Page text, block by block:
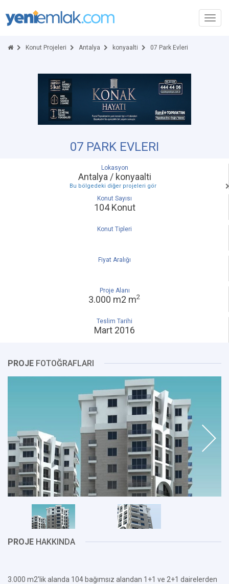
Konut Projeleri Antalya konyaalti 07 Park Evleri
07 PARK EVLERI
Lokasyon
Antalya / konyaalti
Bu bölgedeki diğer projeleri gör
Konut Sayısı
104 Konut
Konut Tipleri
Fiyat Aralığı
Proje Alanı
3.000 m2 m2
Teslim Tarihi
Mart 2016
PROJE FOTOĞRAFLARI
PROJE HAKKINDA
3.000 m2'lik alanda 104 bağımsız alandan 1+1 ve 2+1 dairelerden